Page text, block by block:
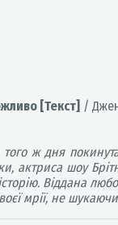
[Текст] /
ж дня
актриса шоу
Віддана
мрії, не